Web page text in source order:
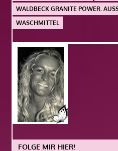
WALDBECK GRANITE POWER.
WASCHMITTEL
FOLGE MIR HIER!